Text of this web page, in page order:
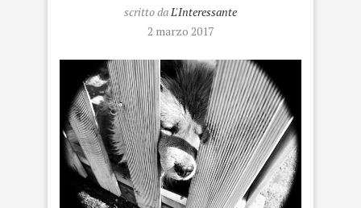
scritto da L'Interessante
2 marzo 2017